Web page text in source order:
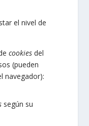
el nivel de
cookies del
(pueden
navegador):
según su